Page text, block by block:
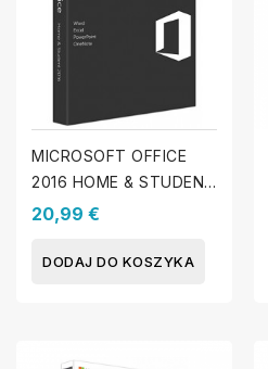
MICROSOFT OFFICE
2016 HOME & STUDENT
(MAC)
20,99 €
DODAJ DO KOSZYKA